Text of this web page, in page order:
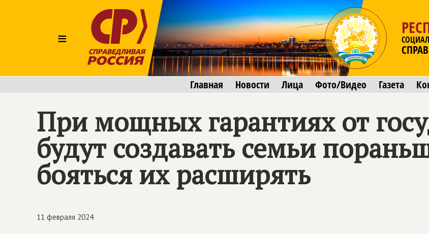
≡
Главная Новости Лица Фото/Видео Газета
При мощных гарантиях от
будут создавать семьи
бояться их расширять
11 февраля 2024